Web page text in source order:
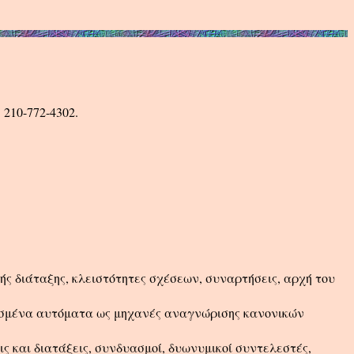
772-4302.
διάταξης, κλειστότητες σχέσεων, συναρτήσεις, αρχή του
αυτόματα ως μηχανές αναγνώρισης κανονικών
διατάξεις, συνδυασμοί, δυωνυμικοί συντελεστές,